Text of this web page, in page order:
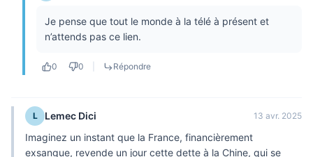
Je pense que tout le monde à la télé à présent et
n’attends pas ce lien.
0 0 Répondre
L Lemec Dici 13 avr. 2025
Imaginez un instant que la France, financièrement
exsangue, revende un jour cette dette à la Chine, qui se